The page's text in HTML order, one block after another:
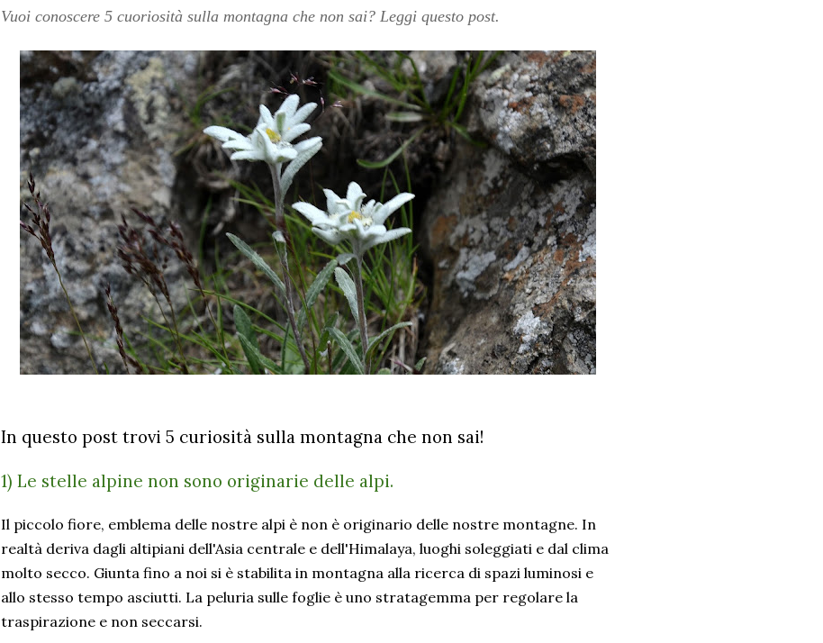
Vuoi conoscere 5 cuoriosità sulla montagna che non sai? Leggi questo post.
In questo post trovi 5 curiosità sulla montagna che non sai!
1) Le stelle alpine non sono originarie delle alpi.
Il piccolo fiore, emblema delle nostre alpi è non è originario delle nostre montagne. In
realtà deriva dagli altipiani dell'Asia centrale e dell'Himalaya, luoghi soleggiati e dal clima
molto secco. Giunta fino a noi si è stabilita in montagna alla ricerca di spazi luminosi e
allo stesso tempo asciutti. La peluria sulle foglie è uno stratagemma per regolare la
traspirazione e non seccarsi.